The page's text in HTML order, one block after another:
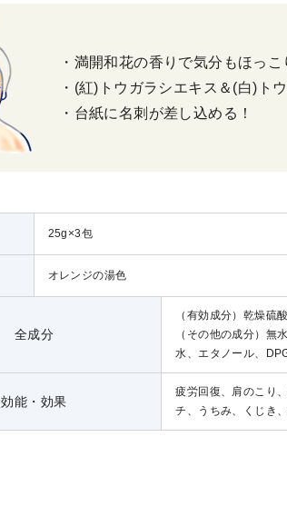
・満開和花の香りで気分もほっこ
・(紅)トウガラシエキス＆(白)ト
・台紙に名刺が差し込める！
25g×3包
オレンジの湯色
全成分
（有効成分）乾燥硫
（その他の成分）無
水、エタノール、
効能・効果
疲労回復、肩のこり
チ、うちみ、くじき